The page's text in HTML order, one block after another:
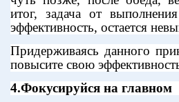
итог, задача от
эффективность, остается
Придерживаясь данного
повысите свою
4.Фокусируйся на главном